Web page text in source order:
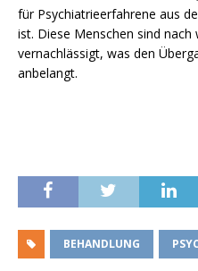
für Psychiatrieerfahrene aus
ist. Diese Menschen sind
vernachlässigt, was den
anbelangt.
BEHANDLUNG